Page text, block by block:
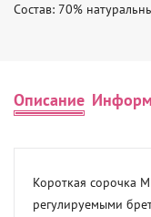
Состав: 70%
Описание
Короткая сорочка
регулируемыми